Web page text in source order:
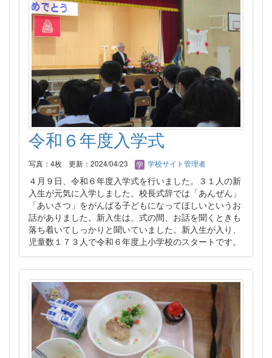
令和６年度入学式
写真：4枚 更新：2024/04/23 学校サイト管理者
４月９日、令和６年度入学式を行いました。３１人の新
入生が元気に入学しました。校長式辞では「あんぜん」
「あいさつ」をがんばる子どもになってほしいというお
話がありました。新入生は、式の間、お話を聞くときも
落ち着いてしっかりと聞いていました。新入生が入り、
児童数１７３人で令和６年度上小学校のスタートです。